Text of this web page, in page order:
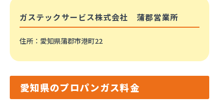
ガステックサービス株式会社 蒲郡営業所
住所 ：愛知県蒲郡市港町22
愛知県のプロパンガス料金